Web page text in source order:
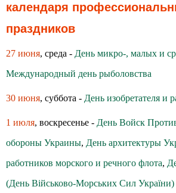
календаря
праздников
27 июня, среда - День микро-, малых и
Международный день рыболовства
30 июня, суббота - День изобретателя и
1 июля, воскресенье - День Войск
обороны Украины, День архитектуры
работников морского и речного флота,
(День Військово-Морських Сил України)